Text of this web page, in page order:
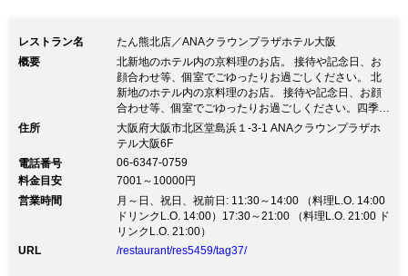
レストラン名
たん熊北店／ANAクラウンプラザホテル大阪
概要
北新地のホテル内の京料理のお店。 接待や記念日、お
顔合わせ等、個室でごゆったりお過ごしください。 北
新地のホテル内の京料理のお店。 接待や記念日、お顔
合わせ等、個室でごゆったりお過ごしください。四季の
趣向を凝らし、真心の伝統を受け継いだ京料理会の老
舗。昭和3年、京都、高瀬川に創業。繊細な味わいと、
趣を凝らすたん熊北店の京料理。古都の雅びそのものと
もいえる その味と姿とは、必ずや皆様のご満足を頂け
るものと存じます。 ランチ3089円～、ディナー7722円
～。 個室、半個室、寿司カウンター、天ぷらカウンタ
ーもございます。 駐車場優待有。
住所
大阪府大阪市北区堂島浜１-3-1 ANAクラウンプラザホ
テル大阪6F
電話番号
06-6347-0759
料金目安
7001～10000円
営業時間
月～日、祝日、祝前日: 11:30～14:00 （料理L.O. 14:00
ドリンクL.O. 14:00）17:30～21:00 （料理L.O. 21:00 ド
リンクL.O. 21:00）
URL
/restaurant/res5459/tag37/